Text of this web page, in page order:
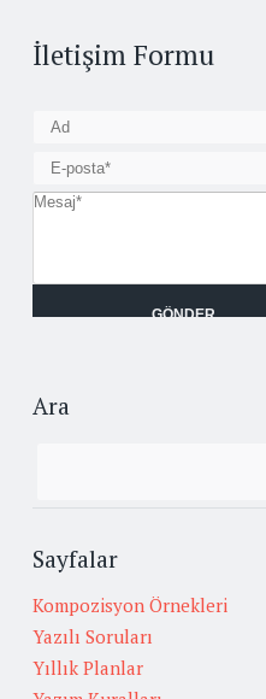
İletişim Formu
Ara
Sayfalar
Kompozisyon Örnekleri
Yazılı Soruları
Yıllık Planlar